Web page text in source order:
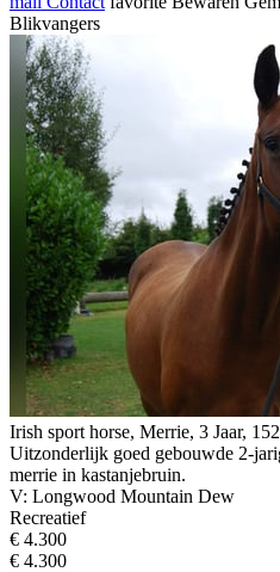
Blikvangers
Irish sport horse, Merrie, 3 Jaar,
Uitzonderlijk goed gebouwde 2-
merrie in kastanjebruin.
V: Longwood Mountain Dew
Recreatief
€ 4.300
€ 4.300